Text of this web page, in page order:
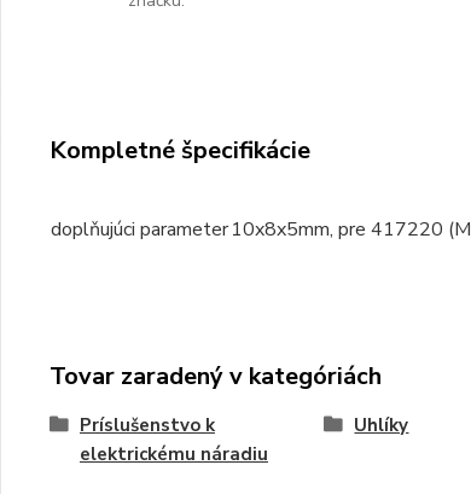
Kompletné špecifikácie
doplňujúci parameter10x8x5mm, pre 417220
Tovar zaradený v kategóriách
Príslušenstvo k
elektrickému náradiu
Uhlíky